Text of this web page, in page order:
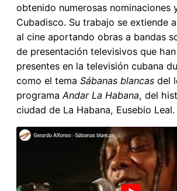
obtenido numerosas nominaciones
Cubadisco. Su trabajo se extiende
al cine aportando obras a bandas
de presentación televisivos que
presentes en la televisión cubana
como el tema Sábanas blancas del
programaAndar La Habana, del
ciudad de La Habana, Eusebio Leal.